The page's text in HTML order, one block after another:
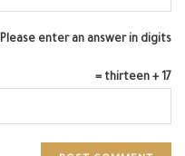
Please enter an answer in digits:
17 + thirteen =